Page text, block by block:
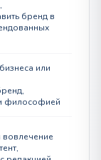
бренд в
или
философией
вовлечение